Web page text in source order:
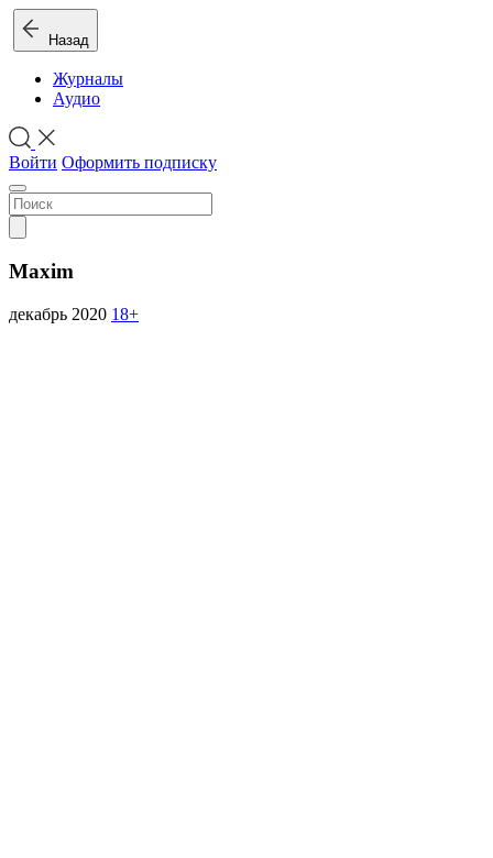
Назад
Журналы
Аудио
Войти Оформить подписку
Maxim
декабрь 2020 18+